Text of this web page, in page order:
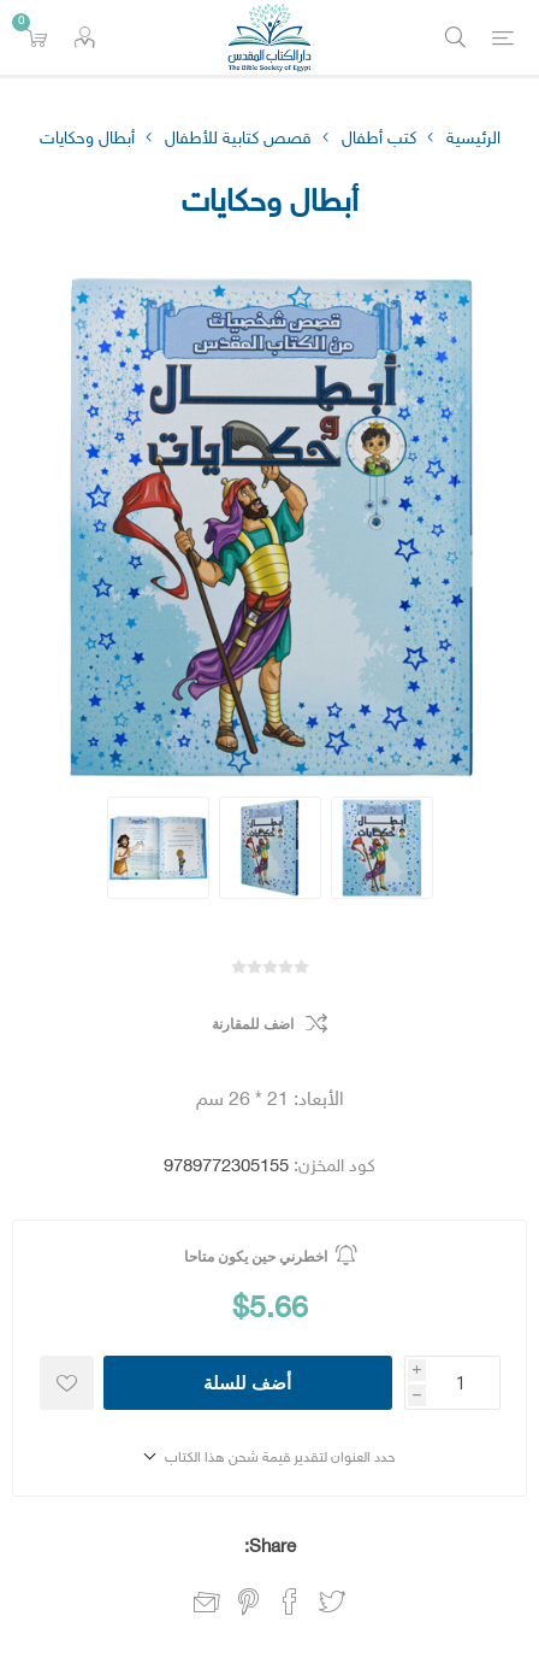
0
الرئيسية كتب أطفال قصص كتابية للأطفال أبطال وحكايات
أبطال وحكايات
اضف للمقارنة
الأبعاد: 21 * 26 سم
كود المخزن: 9789772305155
اخطرني حين يكون متاحا
$5.66
i
h
أضف للسلة
حدد العنوان لتقدير قيمة شحن هذا الكتاب
Share: